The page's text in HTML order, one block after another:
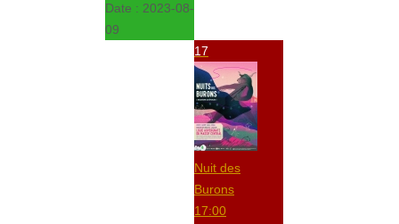
Date : 2023-08-
09
17
Nuit des
Burons
17:00